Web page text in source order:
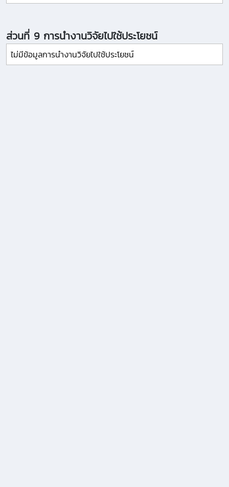
ส่วนที่ 9 การนำงานวิจัยไปใช้ประโยชน์
ไม่มีข้อมูลการนำงานวิจัยไปใช้ประโยชน์